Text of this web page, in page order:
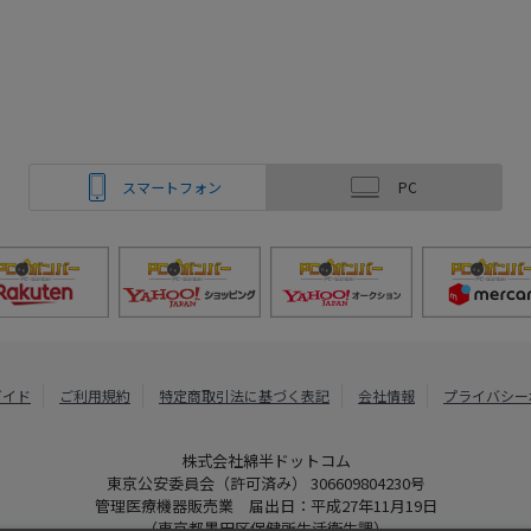
スマートフォン PC
ド ご利用規約 特定商取引法に基づく表記 会社情報 プライバシ
株式会社綿半ドットコム
東京公安委員会（許可済み） 306609804230号
管理医療機器販売業 届出日：平成27年11月19日